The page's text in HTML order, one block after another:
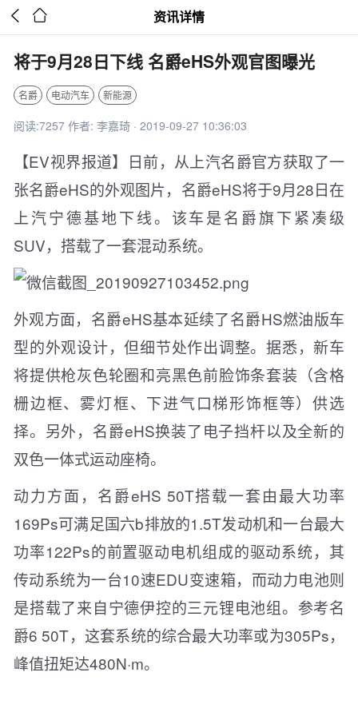
  资讯详情
将于9月28日下线 名爵eHS外观官图曝光
名爵 电动汽车 新能源
阅读:7257 作者: 李嘉琦 · 2019-09-27 10:36:03
【EV视界报道】日前，从上汽名爵官方获取了一
张名爵eHS的外观图片，名爵eHS将于9月28日在
上汽宁德基地下线。该车是名爵旗下紧凑级
SUV，搭载了一套混动系统。
外观方面，名爵eHS基本延续了名爵HS燃油版车
型的外观设计，但细节处作出调整。据悉，新车
将提供枪灰色轮圈和亮黑色前脸饰条套装（含格
栅边框、雾灯框、下进气口梯形饰框等）供选
择。另外，名爵eHS换装了电子挡杆以及全新的
双色一体式运动座椅。
动力方面，名爵eHS 50T搭载一套由最大功率
169Ps可满足国六b排放的1.5T发动机和一台最大
功率122Ps的前置驱动电机组成的驱动系统，其
传动系统为一台10速EDU变速箱，而动力电池则
是搭载了来自宁德伊控的三元锂电池组。参考名
爵6 50T，这套系统的综合最大功率或为305Ps，
峰值扭矩达480N·m。